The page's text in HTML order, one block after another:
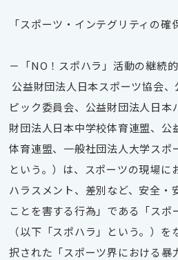
「スポーツ・インテグリティの確
－「NO！スポハラ」活動の継続
公益財団法人日本スポーツ協会
ピック委員会、公益財団法人日本
財団法人日本中学校体育連盟、公
体育連盟、一般社団法人大学スポ
という。）は、スポーツの現場に
ハラスメント、差別など、安全・
ことを害する行為」である「スポ
（以下「スポハラ」という。）
択された「スポーツ界における暴